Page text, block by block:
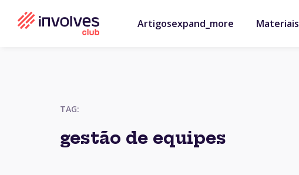
Artigosexpand_more Materiais
TAG:
gestão de equipes